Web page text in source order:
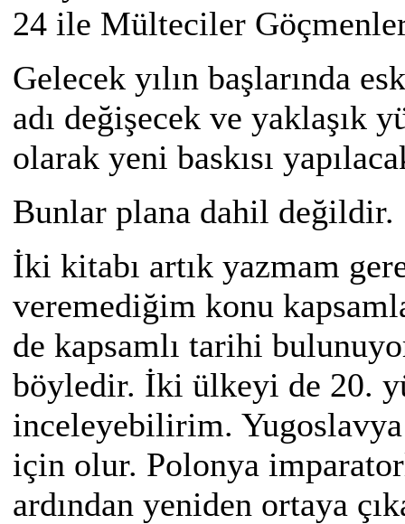
24 ile Mülteciler
Gelecek yılın başlarında
adı değişecek ve yaklaşık
olarak yeni baskısı
Bunlar plana dahil değildir.
İki kitabı artık yazmam
veremediğim konu
de kapsamlı tarihi
böyledir. İki ülkeyi de 20.
inceleyebilirim.
için olur. Polonya
ardından yeniden ortaya